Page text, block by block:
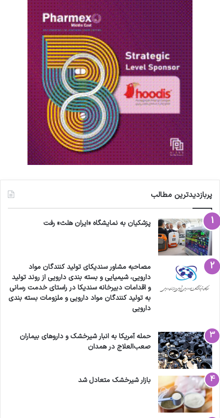
پربازدیدترین مطالب
پزشکیان به نمایشگاه «ایران هلث» رفت
مصاحبه مشاور سندیکای تولید کنندگان مواد
دارویی، شیمیایی و بسته بندی دارویی از روند تولید
و اقدامات دبیرخانه سندیکا در راستای خدمت رسانی
به تولید کنندگان مواد دارویی و ملزومات بسته بندی
دارویی
حمله آمریکا به انبار شیرخشک و داروهای بیماران
صعب‌العلاج در همدان
بازار شیرخشک متعادل شد